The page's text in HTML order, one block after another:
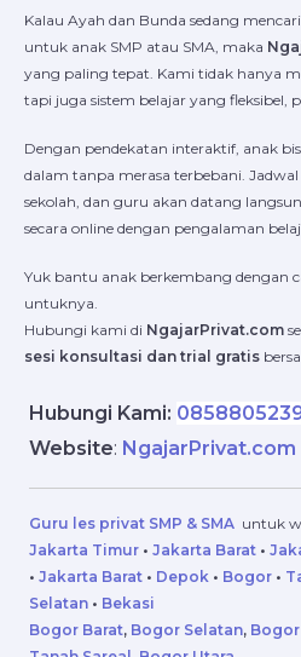
Kalau Ayah dan Bunda sedang mencari
untuk anak SMP atau SMA, maka
yang paling tepat. Kami tidak hanya
tapi juga sistem belajar yang fleksibel,
Dengan pendekatan interaktif, anak
dalam tanpa merasa terbebani.
sekolah, dan guru akan datang
secara online dengan pengalaman
Yuk bantu anak berkembang dengan
untuknya.
Hubungi kami di NgajarPrivat.com
sesi konsultasi dan trial gratis
Hubungi Kami:
Website: NgajarPrivat.com
Guru les privat SMP & SMA untuk
Jakarta Timur• Jakarta Barat•
• Jakarta Barat• Depok• Bogor•
Selatan• Bekasi
Bogor Barat, Bogor Selatan,